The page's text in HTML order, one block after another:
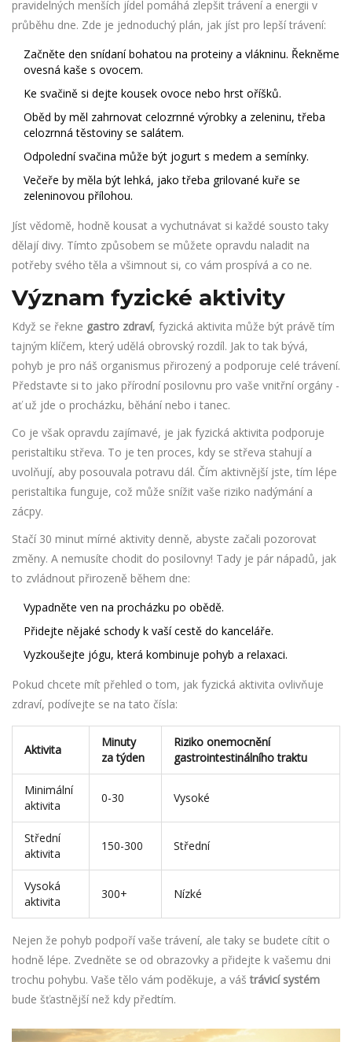
pravidelných menších jídel pomáhá zlepšit trávení a energii v
průběhu dne. Zde je jednoduchý plán, jak jíst pro lepší trávení:
Začněte den snídaní bohatou na proteiny a vlákninu. Řekněme
ovesná kaše s ovocem.
Ke svačině si dejte kousek ovoce nebo hrst oříšků.
Oběd by měl zahrnovat celozrnné výrobky a zeleninu, třeba
celozrnná těstoviny se salátem.
Odpolední svačina může být jogurt s medem a semínky.
Večeře by měla být lehká, jako třeba grilované kuře se
zeleninovou přílohou.
Jíst vědomě, hodně kousat a vychutnávat si každé sousto taky
dělají divy. Tímto způsobem se můžete opravdu naladit na
potřeby svého těla a všimnout si, co vám prospívá a co ne.
Význam fyzické aktivity
Když se řekne gastro zdraví, fyzická aktivita může být právě tím
tajným klíčem, který udělá obrovský rozdíl. Jak to tak bývá,
pohyb je pro náš organismus přirozený a podporuje celé trávení.
Představte si to jako přírodní posilovnu pro vaše vnitřní orgány -
ať už jde o procházku, běhání nebo i tanec.
Co je však opravdu zajímavé, je jak fyzická aktivita podporuje
peristaltiku střeva. To je ten proces, kdy se střeva stahují a
uvolňují, aby posouvala potravu dál. Čím aktivnější jste, tím lépe
peristaltika funguje, což může snížit vaše riziko nadýmání a
zácpy.
Stačí 30 minut mírné aktivity denně, abyste začali pozorovat
změny. A nemusíte chodit do posilovny! Tady je pár nápadů, jak
to zvládnout přirozeně během dne:
Vypadněte ven na procházku po obědě.
Přidejte nějaké schody k vaší cestě do kanceláře.
Vyzkoušejte jógu, která kombinuje pohyb a relaxaci.
Pokud chcete mít přehled o tom, jak fyzická aktivita ovlivňuje
zdraví, podívejte se na tato čísla:
Aktivita
Minuty
za týden
Riziko onemocnění
gastrointestinálního traktu
Minimální
aktivita
0-30 Vysoké
Střední
aktivita
150-300 Střední
Vysoká
aktivita
300+ Nízké
Nejen že pohyb podpoří vaše trávení, ale taky se budete cítit o
hodně lépe. Zvedněte se od obrazovky a přidejte k vašemu dni
trochu pohybu. Vaše tělo vám poděkuje, a váštrávicí systém
bude šťastnější než kdy předtím.